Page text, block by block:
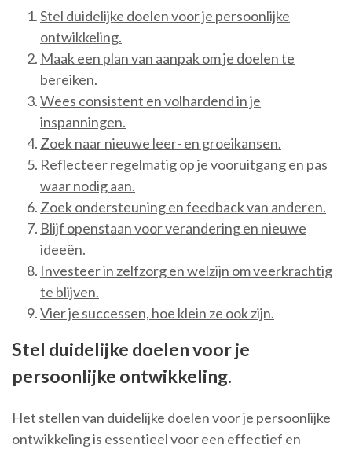
Stel duidelijke doelen voor je persoonlijke
ontwikkeling.
Maak een plan van aanpak om je doelen te
bereiken.
Wees consistent en volhardend in je
inspanningen.
Zoek naar nieuwe leer- en groeikansen.
Reflecteer regelmatig op je vooruitgang en pas
waar nodig aan.
Zoek ondersteuning en feedback van anderen.
Blijf openstaan voor verandering en nieuwe
ideeën.
Investeer in zelfzorg en welzijn om veerkrachtig
te blijven.
Vier je successen, hoe klein ze ook zijn.
Stel duidelijke doelen voor je
persoonlijke ontwikkeling.
Het stellen van duidelijke doelen voor je persoonlijke
ontwikkeling is essentieel voor een effectief en